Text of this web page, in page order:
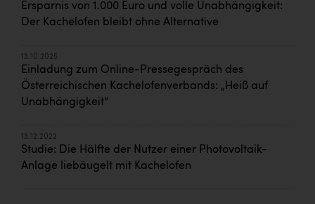
Ersparnis von 1.000 Euro und volle Unabhängigkeit:
Der Kachelofen bleibt ohne Alternative
13.10.2025
Einladung zum Online-Pressegespräch des
Österreichischen Kachelofenverbands: „Heiß auf
Unabhängigkeit“
13.12.2022
Studie: Die Hälfte der Nutzer einer Photovoltaik-
Anlage liebäugelt mit Kachelofen